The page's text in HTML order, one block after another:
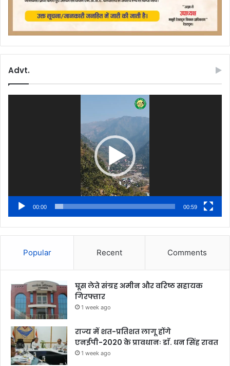
Advt.
00:00 00:59
Popular Recent Comments
घूस लेते संग्रह अमीन और वरिष्ठ सहायक
गिरफ्तार
1 week ago
राज्य में शत-प्रतिशत लागू होंगे
एनईपी-2020 के प्रावधानः डाॅ. धन सिंह रावत
1 week ago